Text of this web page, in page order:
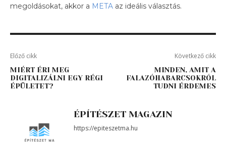
megoldásokat, akkor a META az ideális választás.
Előző cikk
MIÉRT ÉRI MEG
DIGITALIZÁLNI EGY RÉGI
ÉPÜLETET?
Következő cikk
MINDEN, AMIT A
FALAZÓHABARCSOKRÓL
TUDNI ÉRDEMES
ÉPÍTÉSZET MAGAZIN
https://epiteszetma.hu